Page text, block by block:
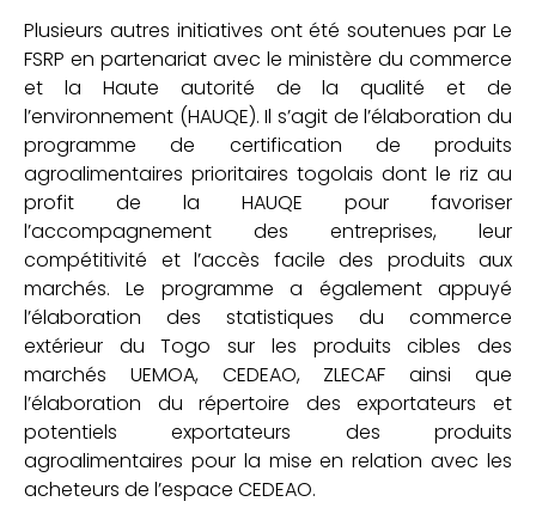
Plusieurs autres initiatives ont été soutenues par Le
FSRP en partenariat avec le ministère du commerce
et la Haute autorité de la qualité et de
l’environnement (HAUQE). Il s’agit de l’élaboration du
programme de certification de produits
agroalimentaires prioritaires togolais dont le riz au
profit de la HAUQE pour favoriser
l’accompagnement des entreprises, leur
compétitivité et l’accès facile des produits aux
marchés. Le programme a également appuyé
l’élaboration des statistiques du commerce
extérieur du Togo sur les produits cibles des
marchés UEMOA, CEDEAO, ZLECAF ainsi que
l’élaboration du répertoire des exportateurs et
potentiels exportateurs des produits
agroalimentaires pour la mise en relation avec les
acheteurs de l’espace CEDEAO.